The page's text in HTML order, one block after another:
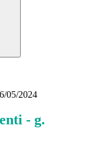
05/2024
- g.